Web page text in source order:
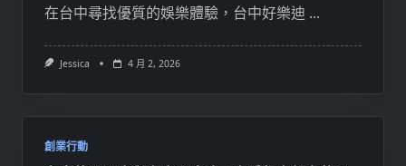
在台中尋找優質的娛樂體驗，台中好樂迪 ...
Jessica 4 月 2, 2026
創業行動